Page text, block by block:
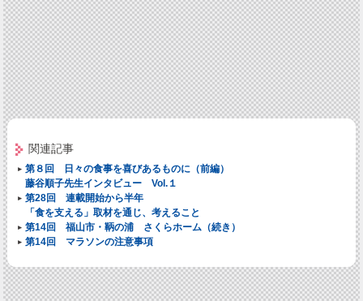
関連記事
第８回 日々の食事を喜びあるものに（前編）
藤谷順子先生インタビュー Vol.１
第28回 連載開始から半年
「食を支える」取材を通じ、考えること
第14回 福山市・鞆の浦 さくらホーム（続き）
第14回 マラソンの注意事項